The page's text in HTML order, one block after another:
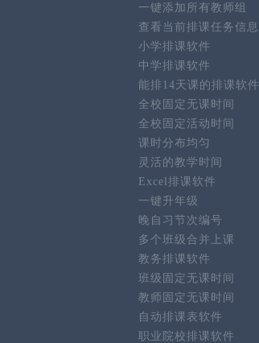
一键添加所有教师组
查看当前排课任务信息
小学排课软件
中学排课软件
能排14天课的排课软件
全校固定无课时间
全校固定活动时间
课时分布均匀
灵活的教学时间
Excel排课软件
一键升年级
晚自习节次编号
多个班级合并上课
教务排课软件
班级固定无课时间
教师固定无课时间
自动排课表软件
职业院校排课软件